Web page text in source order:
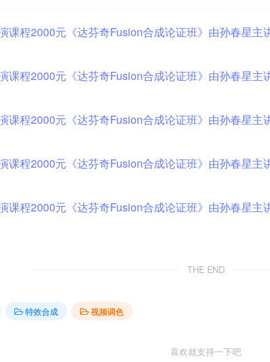
THE END
特效合成 视频调色
喜欢就支持一下吧